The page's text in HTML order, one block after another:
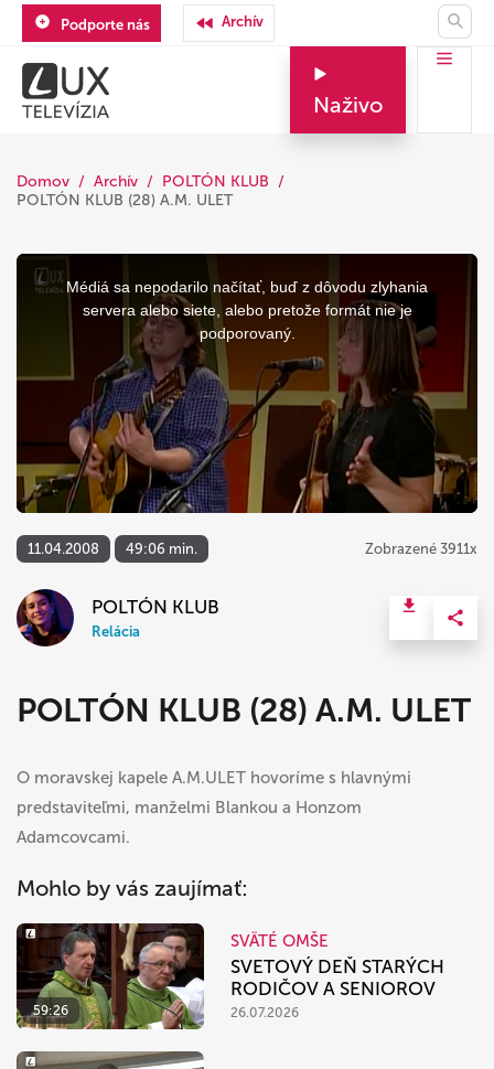
Podporte nás Archív
Naživo
Domov Archív
POLTÓN KLUB
POLTÓN KLUB (28) A.M. ULET
This
modal
Médiá sa nepodarilo načítať, buď z dôvodu zlyhania
servera alebo siete, alebo pretože formát nie je
podporovaný.
11.04.2008 49:06 min. Zobrazené 3911x
POLTÓN KLUB
Relácia
POLTÓN KLUB (28) A.M. ULET
O moravskej kapele A.M.ULET hovoríme s hlavnými
predstaviteľmi, manželmi Blankou a Honzom
Adamcovcami.
Mohlo by vás zaujímať:
59:26
SVÄTÉ OMŠE
SVETOVÝ DEŇ STARÝCH
RODIČOV A SENIOROV
26.07.2026